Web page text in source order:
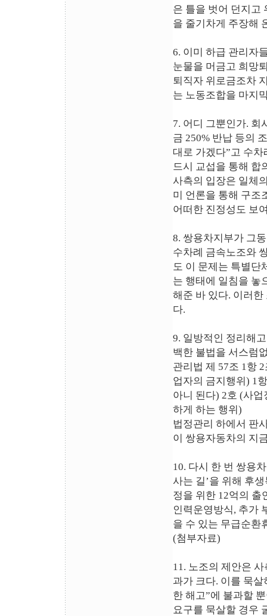
은 틀을 벗어 던지고
을 줄기차게 주장해
6. 이미 하급 관리자
눈물을 머금고 희망
퇴직자 위로금조차
는 노동조합을 마지
7. 어디 그뿐인가. 회
금 250% 반납 등의
대로 가겠다”고 수
드시 교섭을 통해 합
사측의 입장은 일체
미 언론을 통해 구조
어떠한 진정성도 보
8. 쌍용차지부가 그
수차례 금속노조와
도 이 문제는 특별단
는 행태에 일침을 놓
해준 바 있다. 이러
다.
9. 일방적인 정리해
백한 불법을 서스럼
관리법 제 57조 1항
업자의 금지행위) 1
아니 된다) 2호 (사
하게 하는 행위)
법정관리 하에서 판
이 쌍용자동차의 지
10. 다시 한 번 쌍용
사는 길’을 위해 후
정을 위한 12억의 출
인력운영방식, 추가
을 수 있는 무급순환
(첨부자료)
11. 노조의 제안은
과가 크다. 이를 묵
한 해고”에 불과할
요구를 묵살할 경우